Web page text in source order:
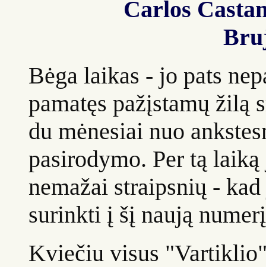
Carlos
Bėga laikas - jo pats
pamatęs pažįstamų žilą
du mėnesiai nuo
pasirodymo. Per tą
nemažai straipsnių -
surinkti į šį naują
Kviečiu visus